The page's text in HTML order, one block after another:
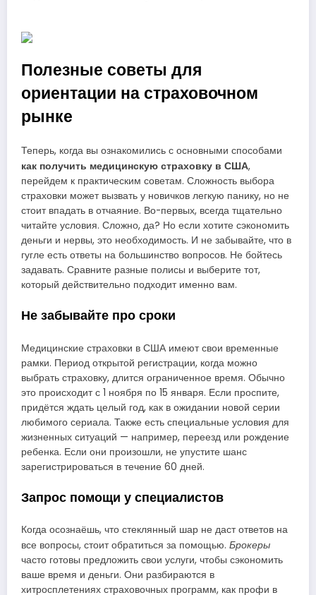
Полезные советы для
ориентации на страховочном
рынке
Теперь, когда вы ознакомились с основными способами
как получить медицинскую страховку в США,
перейдем к практическим советам. Сложность выбора
страховки может вызвать у новичков легкую панику, но не
стоит впадать в отчаяние. Во-первых, всегда тщательно
читайте условия. Сложно, да? Но если хотите сэкономить
деньги и нервы, это необходимость. И не забывайте, что в
гугле есть ответы на большинство вопросов. Не бойтесь
задавать. Сравните разные полисы и выберите тот,
который действительно подходит именно вам.
Не забывайте про сроки
Медицинские страховки в США имеют свои временные
рамки. Период открытой регистрации, когда можно
выбрать страховку, длится ограниченное время. Обычно
это происходит с 1 ноября по 15 января. Если проспите,
придётся ждать целый год, как в ожидании новой серии
любимого сериала. Также есть специальные условия для
жизненных ситуаций — например, переезд или рождение
ребенка. Если они произошли, не упустите шанс
зарегистрироваться в течение 60 дней.
Запрос помощи у специалистов
Когда осознаёшь, что стеклянный шар не даст ответов на
все вопросы, стоит обратиться за помощью. Брокеры
часто готовы предложить свои услуги, чтобы сэкономить
ваше время и деньги. Они разбираются в
хитросплетениях страховочных программ, как профи в